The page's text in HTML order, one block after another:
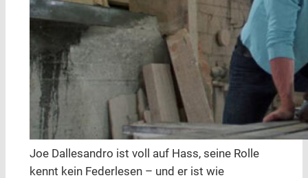
Joe Dallesandro ist voll auf Hass, seine Rolle
kennt kein Federlesen – und er ist wie